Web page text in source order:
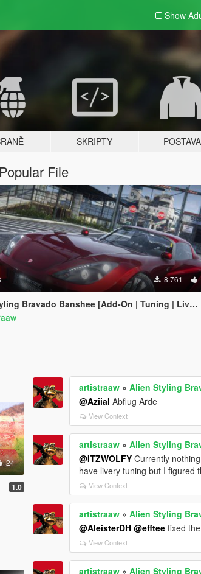
Show
SKRIPTY POSTAVA
File
8.761
Bravado Banshee [Add-On | Tuning | Liveries | Sounds]
24
1.0
artistraaw »Alien Styling
@Aziial Abflug Arde
View Context
artistraaw »Alien Styling
@ITZWOLFY Currently
have livery tuning but I figured
View Context
artistraaw »Alien Styling
@AleisterDH @efftee fixed
View Context
artistraaw »Alien Styling